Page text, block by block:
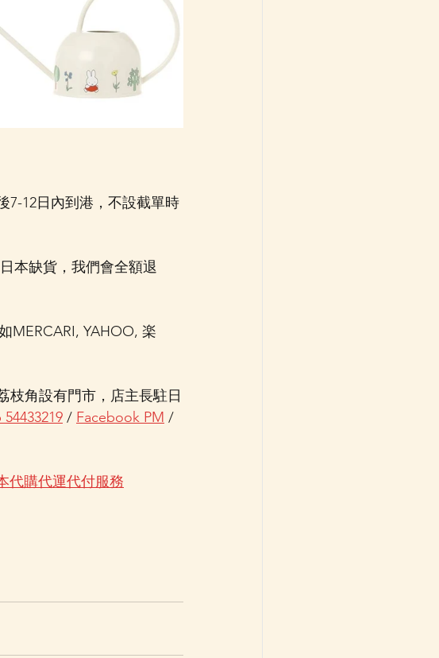
7-12日內到港，不設截單時
本缺貨，我們會全額退
MERCARI, YAHOO, 楽
枝角設有門市，店主長駐日
/ Facebook PM /
代購代運代付服務